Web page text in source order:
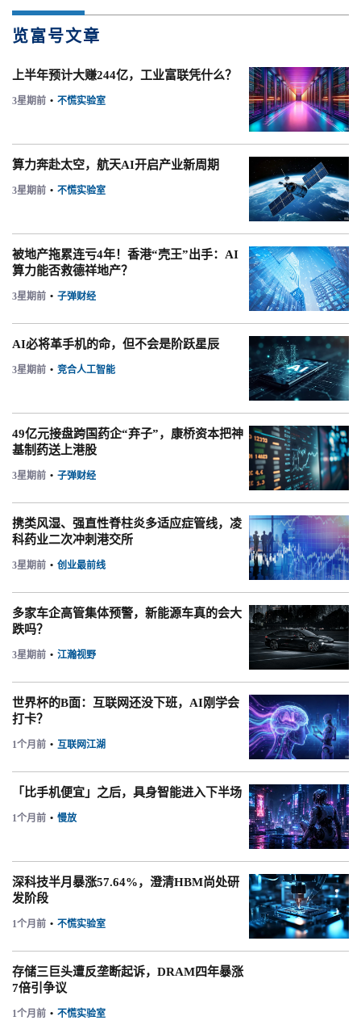
览富号文章
上半年预计大赚244亿，工业富联凭什么？
3星期前 • 不慌实验室
算力奔赴太空，航天AI开启产业新周期
3星期前 • 不慌实验室
被地产拖累连亏4年！香港“壳王”出手：AI
算力能否救德祥地产？
3星期前 • 子弹财经
AI必将革手机的命，但不会是阶跃星辰
3星期前 • 竞合人工智能
49亿元接盘跨国药企“弃子”，康桥资本把神
基制药送上港股
3星期前 • 子弹财经
携类风湿、强直性脊柱炎多适应症管线，凌
科药业二次冲刺港交所
3星期前 • 创业最前线
多家车企高管集体预警，新能源车真的会大
跌吗？
3星期前 • 江瀚视野
世界杯的B面：互联网还没下班，AI刚学会
打卡？
1个月前 • 互联网江湖
「比手机便宜」之后，具身智能进入下半场
1个月前 • 慢放
深科技半月暴涨57.64%，澄清HBM尚处研
发阶段
1个月前 • 不慌实验室
存储三巨头遭反垄断起诉，DRAM四年暴涨
7倍引争议
1个月前 • 不慌实验室